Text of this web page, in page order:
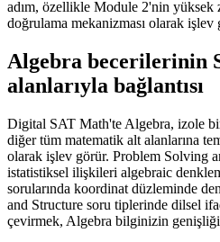
adım, özellikle Module 2'nin yüksek
doğrulama mekanizması olarak işlev
Algebra becerilerinin
alanlarıyla bağlantısı
Digital SAT Math'te Algebra, izole
diğer tüm matematik alt alanlarına
olarak işlev görür. Problem Solving
istatistiksel ilişkileri algebraic
sorularında koordinat düzleminde
and Structure soru tiplerinde dilsel
çevirmek, Algebra bilginizin